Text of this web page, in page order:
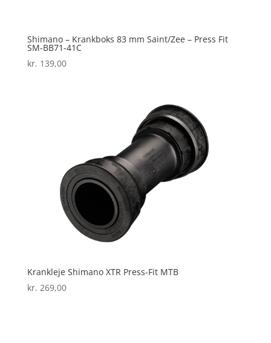
Shimano – Krankboks 83 mm Saint/Zee – Press Fit
SM-BB71-41C
kr. 139,00
Krankleje Shimano XTR Press-Fit MTB
kr. 269,00